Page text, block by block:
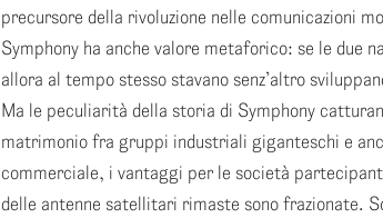
precursore della rivoluzione nelle comunicazioni
Symphony ha anche valore metaforico: se le due
allora al tempo stesso stavano senz’altro
Ma le peculiarità della storia di Symphony
matrimonio fra gruppi industriali giganteschi e
commerciale, i vantaggi per le società
delle antenne satellitari rimaste sono frazionate.